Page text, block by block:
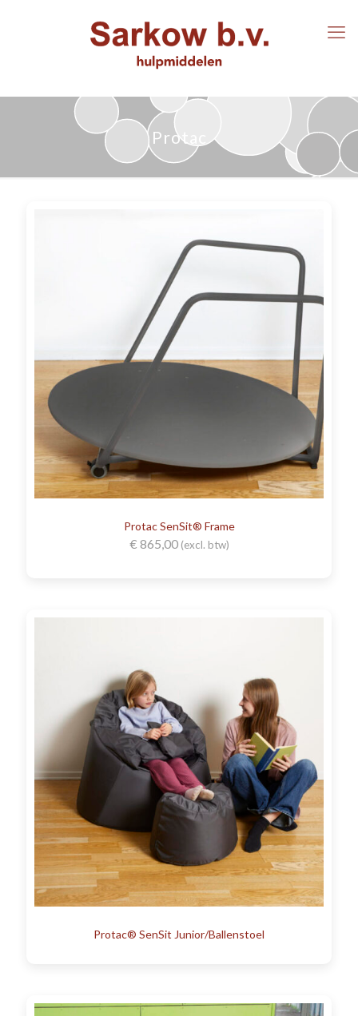
Protac
Protac SenSit® Frame
€ 865,00 (excl. btw)
Protac® SenSit Junior/Ballenstoel